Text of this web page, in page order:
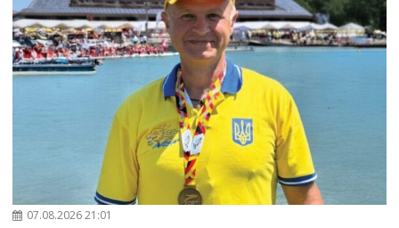
07.08.2026 21:01